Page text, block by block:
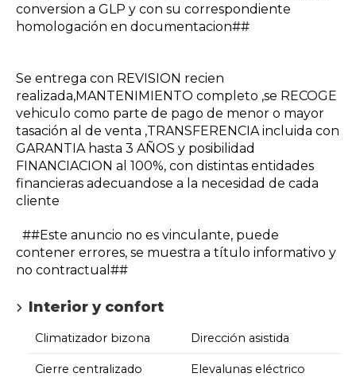
conversion a GLP y con su correspondiente
homologación en documentacion##
Se entrega con REVISION recien
realizada,MANTENIMIENTO completo ,se RECOGE
vehiculo como parte de pago de menor o mayor
tasación al de venta ,TRANSFERENCIA incluida con
GARANTIA hasta 3 AÑOS y posibilidad
FINANCIACION al 100%, con distintas entidades
financieras adecuandose a la necesidad de cada
cliente
##Este anuncio no es vinculante, puede
contener errores, se muestra a título informativo y
no contractual##
Interior y confort
Climatizador bizona Dirección asistida
Cierre centralizado Elevalunas eléctrico